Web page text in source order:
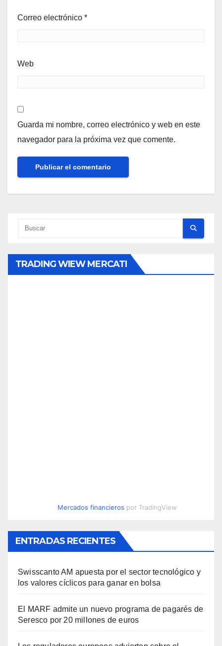
Correo electrónico *
Web
Guarda mi nombre, correo electrónico y web en este
navegador para la próxima vez que comente.
TRADING WIEW MERCATI
Mercados financieros por TradingView
ENTRADAS RECIENTES
Swisscanto AM apuesta por el sector tecnológico y
los valores cíclicos para ganar en bolsa
El MARF admite un nuevo programa de pagarés de
Seresco por 20 millones de euros